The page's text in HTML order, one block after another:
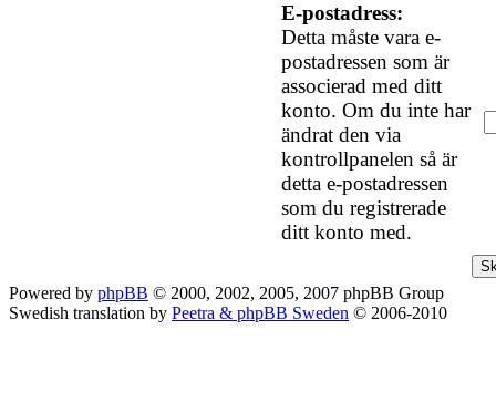
E-postadress:
Detta måste vara e-
postadressen som är
associerad med ditt
konto. Om du inte har
ändrat den via
kontrollpanelen så är
detta e-postadressen
som du registrerade
ditt konto med.
Powered by phpBB © 2000, 2002, 2005, 2007 phpBB Group
Swedish translation by Peetra & phpBB Sweden © 2006-2010